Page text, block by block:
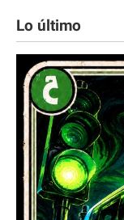
Lo último